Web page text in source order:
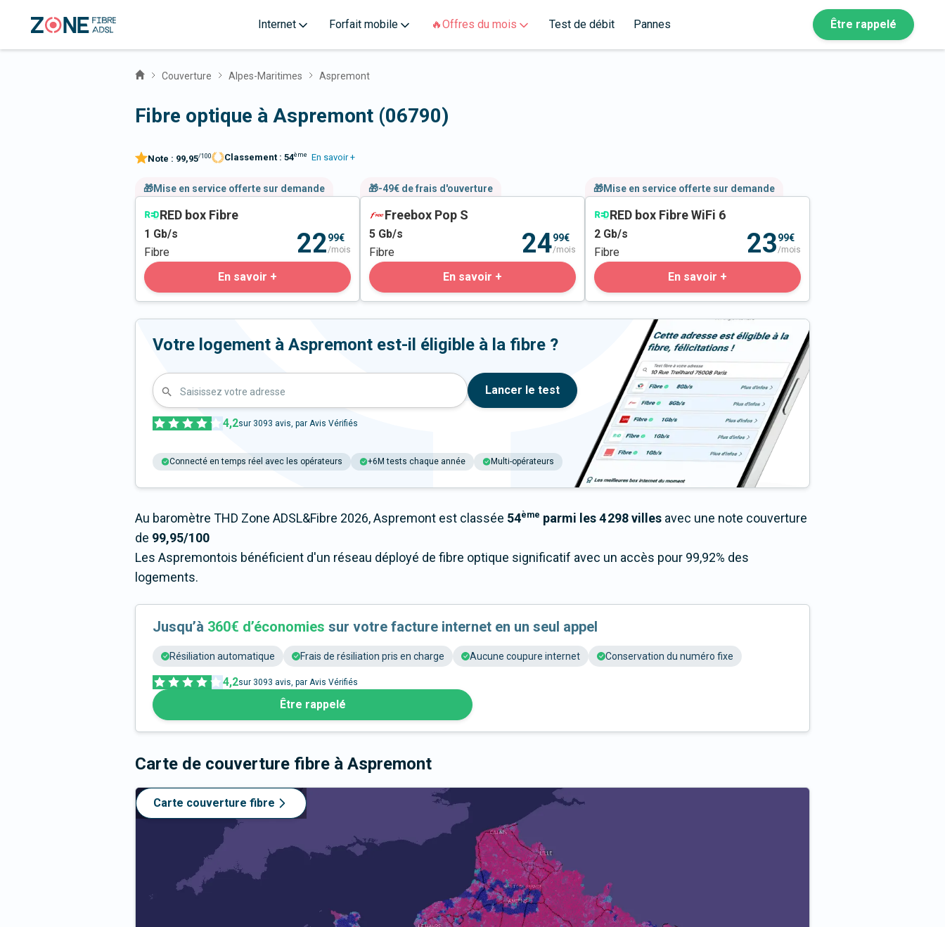
Internet Forfait mobile 🔥Offres du mois Test de débit Pannes Être rappelé
Couverture Alpes-Maritimes Aspremont
Fibre optique à Aspremont (06790)
Note : 99,95/100 Classement : 54ème En savoir +
🎁Mise en service offerte sur demande
RED box Fibre
1 Gb/s
Fibre
2299€
/mois
En savoir +
🎁-49€ de frais d'ouverture
Freebox Pop S
5 Gb/s
Fibre
2499€
/mois
En savoir +
🎁Mise en service offerte sur demande
RED box Fibre WiFi 6
2 Gb/s
Fibre
2399€
/mois
En savoir +
Votre logement à Aspremont est-il éligible à la fibre ?
Saisissez votre adresse Lancer le test
4,2sur 3093 avis, par Avis Vérifiés
Connecté en temps réel avec les opérateurs +6M tests chaque année Multi-opérateurs
Au baromètre THD Zone ADSL&Fibre 2026, Aspremont est classée 54ème parmi les 4 298 villes avec une note couverture
de 99,95/100
Les Aspremontois bénéficient d'un réseau déployé de fibre optique significatif avec un accès pour 99,92% des
logements.
Jusqu’à 360€ d’économies sur votre facture internet en un seul appel
Résiliation automatique Frais de résiliation pris en charge Aucune coupure internet Conservation du numéro fixe
4,2sur 3093 avis, par Avis Vérifiés
Être rappelé
Carte de couverture fibre à Aspremont
Carte couverture fibre